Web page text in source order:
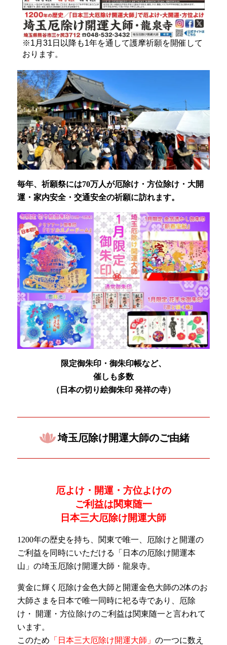
※1月31日以降も1年を通して護摩祈願を開催して
おります。
毎年、祈願祭には70万人が厄除け・方位除け・大開
運・家内安全・交通安全の祈願に訪れます。
限定御朱印・御朱印帳など、
催しも多数
（日本の切り絵御朱印 発祥の寺）
埼玉厄除け開運大師のご由緒
厄よけ・開運・方位よけの
ご利益は関東随一
日本三大厄除け開運大師
1200年の歴史を持ち、関東で唯一、厄除けと開運の
ご利益を同時にいただける「日本の厄除け開運本
山」の埼玉厄除け開運大師・龍泉寺。
黄金に輝く厄除け金色大師と開運金色大師の2体のお
大師さまを日本で唯一同時に祀る寺であり、厄除
け・ 開運・方位除けのご利益は関東随一と言われて
います。
このため 「日本三大厄除け開運大師」の一つに数え